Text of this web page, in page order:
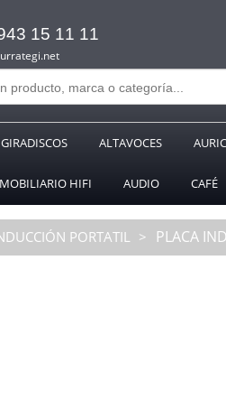
15 11 11
GIRADISCOS ALTAVOCES
MOBILIARIO HIFI AUDIO CAFÉ
PORTATIL PLACA